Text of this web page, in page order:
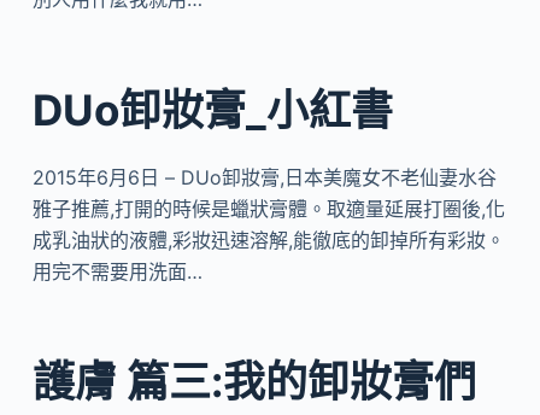
DUo卸妝膏_小紅書
2015年6月6日 – DUo卸妝膏,日本美魔女不老仙妻水谷
雅子推薦,打開的時候是蠟狀膏體。取適量延展打圈後,化
成乳油狀的液體,彩妝迅速溶解,能徹底的卸掉所有彩妝。
用完不需要用洗面…
護膚 篇三:我的卸妝膏們